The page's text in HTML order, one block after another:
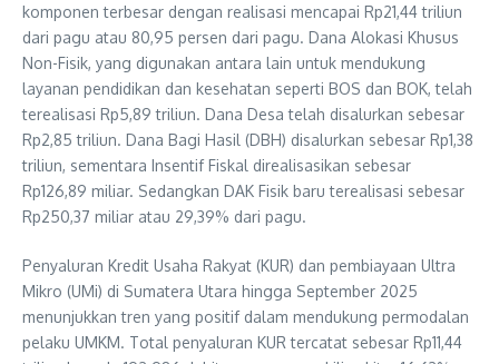
komponen terbesar dengan realisasi mencapai Rp21,44 triliun
dari pagu atau 80,95 persen dari pagu. Dana Alokasi Khusus
Non-Fisik, yang digunakan antara lain untuk mendukung
layanan pendidikan dan kesehatan seperti BOS dan BOK, telah
terealisasi Rp5,89 triliun. Dana Desa telah disalurkan sebesar
Rp2,85 triliun. Dana Bagi Hasil (DBH) disalurkan sebesar Rp1,38
triliun, sementara Insentif Fiskal direalisasikan sebesar
Rp126,89 miliar. Sedangkan DAK Fisik baru terealisasi sebesar
Rp250,37 miliar atau 29,39% dari pagu.
Penyaluran Kredit Usaha Rakyat (KUR) dan pembiayaan Ultra
Mikro (UMi) di Sumatera Utara hingga September 2025
menunjukkan tren yang positif dalam mendukung permodalan
pelaku UMKM. Total penyaluran KUR tercatat sebesar Rp11,44